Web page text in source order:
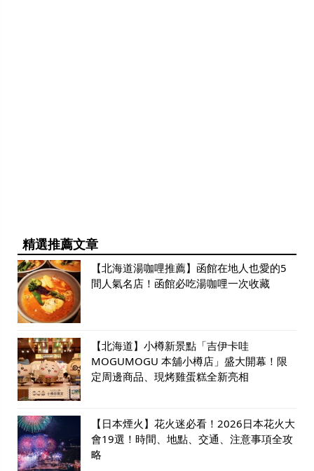
精選推薦文章
【北海道湯咖哩推薦】函館在地人也愛的5
間人氣名店！函館必吃湯咖哩一次收藏
【北海道】小樽新景點「吉伊卡哇
MOGUMOGU 本舖小樽店」盛大開幕！限
定周邊商品、現烤雞蛋糕全新亮相
【日本煙火】花火迷必看！2026日本花火大
會19選！時間、地點、交通、注意事項全攻
略